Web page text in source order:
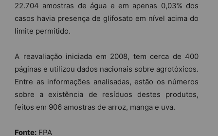
22.704 amostras de água e em apenas 0,03% dos
casos havia presença de glifosato em nível acima do
limite permitido.
A reavaliação iniciada em 2008, tem cerca de 400
páginas e utilizou dados nacionais sobre agrotóxicos.
Entre as informações analisadas, estão os números
sobre a existência de resíduos destes produtos,
feitos em 906 amostras de arroz, manga e uva.
Fonte: FPA